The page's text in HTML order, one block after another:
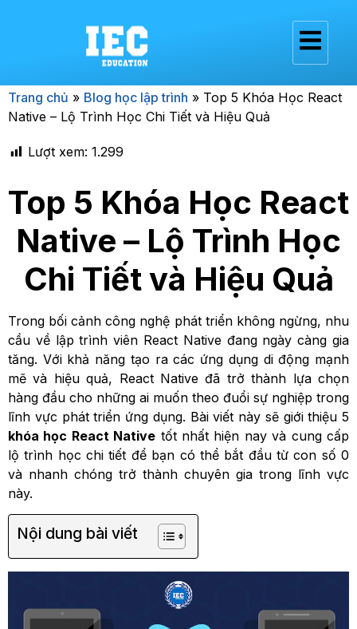
Trang chủ » Blog học lập trình » Top 5 Khóa Học React
Native – Lộ Trình Học Chi Tiết và Hiệu Quả
Lượt xem: 1.299
Top 5 Khóa Học React
Native – Lộ Trình Học
Chi Tiết và Hiệu Quả
Trong bối cảnh công nghệ phát triển không ngừng, nhu
cầu về lập trình viên React Native đang ngày càng gia
tăng. Với khả năng tạo ra các ứng dụng di động mạnh
mẽ và hiệu quả, React Native đã trở thành lựa chọn
hàng đầu cho những ai muốn theo đuổi sự nghiệp trong
lĩnh vực phát triển ứng dụng. Bài viết này sẽ giới thiệu 5
khóa học React Native tốt nhất hiện nay và cung cấp
lộ trình học chi tiết để bạn có thể bắt đầu từ con số 0
và nhanh chóng trở thành chuyên gia trong lĩnh vực
này.
Nội dung bài viết